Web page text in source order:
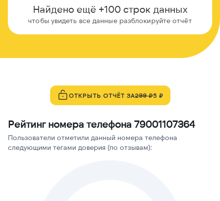
Найдено ещё +100 строк данных
чтобы увидеть все данные разблокируйте отчёт
ОТКРЫТЬ ОТЧЁТ ЗА299 ₽5 ₽
Рейтинг номера телефона 79001107364
Пользователи отметили данный номера телефона
следующими тегами доверия (по отзывам):